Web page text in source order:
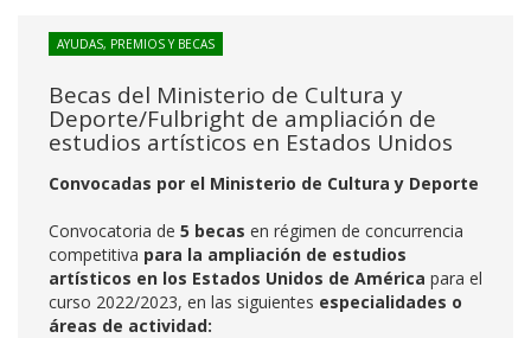
AYUDAS, PREMIOS Y BECAS
Becas del Ministerio de Cultura y
Deporte/Fulbright de ampliación de
estudios artísticos en Estados Unidos
Convocadas por el Ministerio de Cultura y Deporte
Convocatoria de 5 becas en régimen de concurrencia
competitiva para la ampliación de estudios
artísticos en los Estados Unidos de América para el
curso 2022/2023, en las siguientes especialidades o
áreas de actividad: